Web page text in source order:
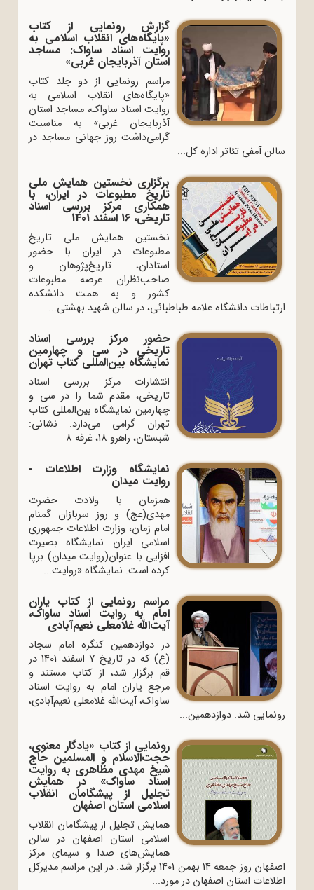
گزارشِ رونمایی از کتاب
«پایگاه‌های انقلاب اسلامی به
روایت اسناد ساواک: مساجد
استان آذربایجان غربی»
مراسم رونمایی از دو جلد کتاب
«پایگاه‌های انقلاب اسلامی به
روایت اسناد ساواک، مساجد استان
آذربایجان غربی» به مناسبت
گرامی‌داشت روز جهانی مساجد در
سالن آمفی تئاتر اداره کل...
برگزاری نخستین همایش ملی
تاریخ مطبوعات در ایران، با
همکاری مرکز بررسی اسناد
تاریخی، 16 اسفند 1401
نخستین همایش ملی تاریخ
مطبوعات در ایران با حضور
استادان، تاریخ‌پژوهان و
صاحب‌نظران عرصه مطبوعات
کشور و به همت دانشکده
ارتباطات دانشگاه علامه طباطبائی، در سالن شهید بهشتی...
حضور مرکز بررسی اسناد
تاریخی در سی و چهارمین
نمایشگاه بین‌المللی کتاب تهران
انتشارات مرکز بررسی اسناد
تاریخی، مقدم شما را در سی و
چهارمین نمایشگاه بین‌المللی کتاب
تهران گرامی می‌دارد. نشانی:
شبستان، راهرو 18، غرفه 8
نمایشگاه وزارت اطلاعات -
روایت میدان
همزمان با ولادت حضرت
مهدی(عج) و روز سربازان گمنام
امام زمان، وزارت اطلاعات جمهوری
اسلامی ایران نمایشگاه بصیرت
افزایی با عنوان(روایت میدان) برپا
کرده است. نمایشگاه «روایت...
مراسم رونمایی از کتاب یاران
امام به روایت اسناد ساواک،
آیت‌الله غلامعلی نعیم‌آبادی
در دوازدهمین کنگره امام سجاد
(ع) که در تاریخ 7 اسفند 1401 در
قم برگزار شد، از کتاب مستند و
مرجع یاران امام به روایت اسناد
ساواک، آیت‌الله غلامعلی نعیم‌آبادی،
رونمایی شد. دوازدهمین...
رونمایی از کتاب «یادگار معنوی،
حجت‌الاسلام و المسلمین حاج
شیخ مهدی مظاهری به روایت
اسناد ساواک» در همایش
تجلیل از پیشگامان انقلاب
اسلامی استان اصفهان
همایش تجلیل از پیشگامان انقلاب
اسلامی استان اصفهان در سالن
همایش‌های صدا و سیمای مرکز
اصفهان روز جمعه 14 بهمن 1401 برگزار شد. در این مراسم مدیرکل
اطلاعات استان اصفهان در مورد...